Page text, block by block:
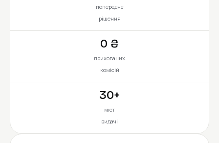
попереднє
рішення
0 ₴
прихованих
комісій
30+
міст
видачі